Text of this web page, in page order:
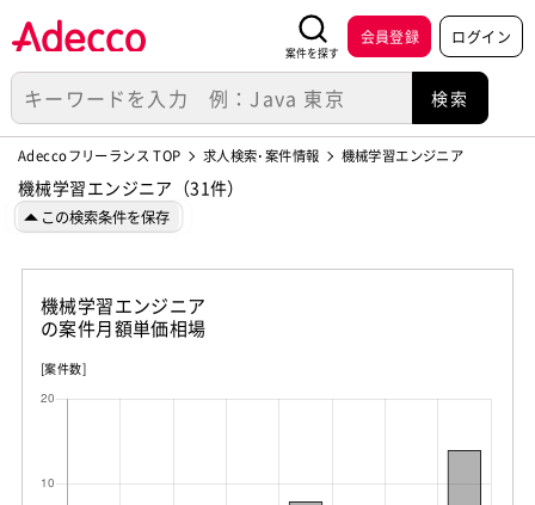
案件を探す
会員登録 ログイン
Adeccoフリーランス TOP 求人検索･案件情報 機械学習エンジニア
機械学習エンジニア（31件）
この検索条件を保存
機械学習エンジニア
の案件月額単価相場
[案件数]